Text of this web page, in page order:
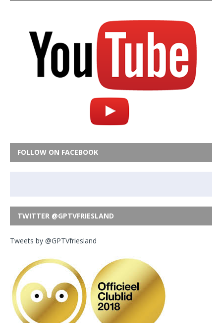
FOLLOW ON FACEBOOK
TWITTER @GPTVFRIESLAND
Tweets by @GPTVfriesland